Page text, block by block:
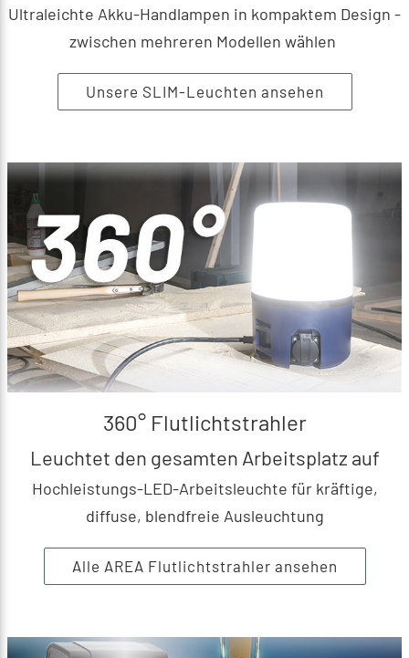
Ultraleichte Akku-Handlampen in kompaktem Design -
zwischen mehreren Modellen wählen
Unsere SLIM-Leuchten ansehen
360° Flutlichtstrahler
Leuchtet den gesamten Arbeitsplatz auf
Hochleistungs-LED-Arbeitsleuchte für kräftige,
diffuse, blendfreie Ausleuchtung
Alle AREA Flutlichtstrahler ansehen